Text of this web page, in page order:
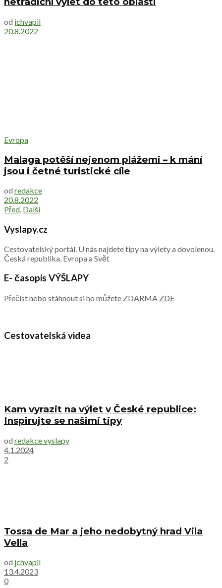
od jchvapil
20.8.2022
Evropa
Malaga potěší nejenom plážemi – k mání
jsou i četné turistické cíle
od redakce
20.8.2022
Před. Další
Vyslapy.cz
Cestovatelský portál. U nás najdete tipy na výlety a dovolenou.
Česká republika, Evropa a Svět
E- časopis VÝŠLAPY
Přečíst nebo stáhnout si ho můžete ZDARMA ZDE
Cestovatelská videa
Kam vyrazit na výlet v České republice:
Inspirujte se našimi tipy
od redakce vyslapy
4.1.2024
2
Tossa de Mar a jeho nedobytný hrad Vila
Vella
od jchvapil
13.4.2023
0